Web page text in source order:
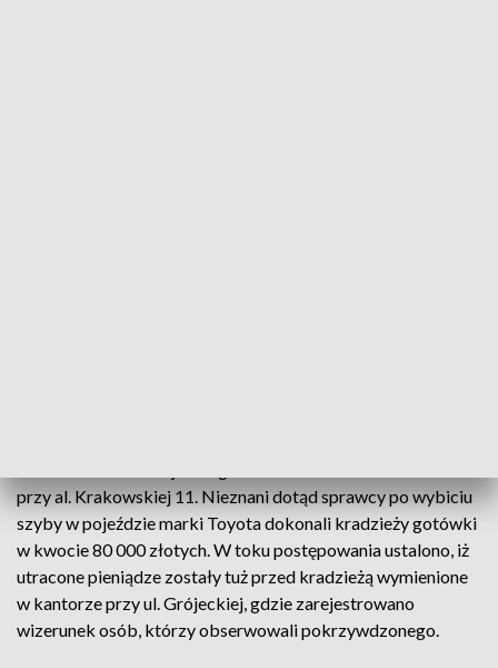
przy al. Krakowskiej 11. Nieznani dotąd sprawcy po wybiciu
szyby w pojeździe marki Toyota dokonali kradzieży gotówki
w kwocie 80 000 złotych. W toku postępowania ustalono, iż
utracone pieniądze zostały tuż przed kradzieżą wymienione
w kantorze przy ul. Grójeckiej, gdzie zarejestrowano
wizerunek osób, którzy obserwowali pokrzywdzonego.